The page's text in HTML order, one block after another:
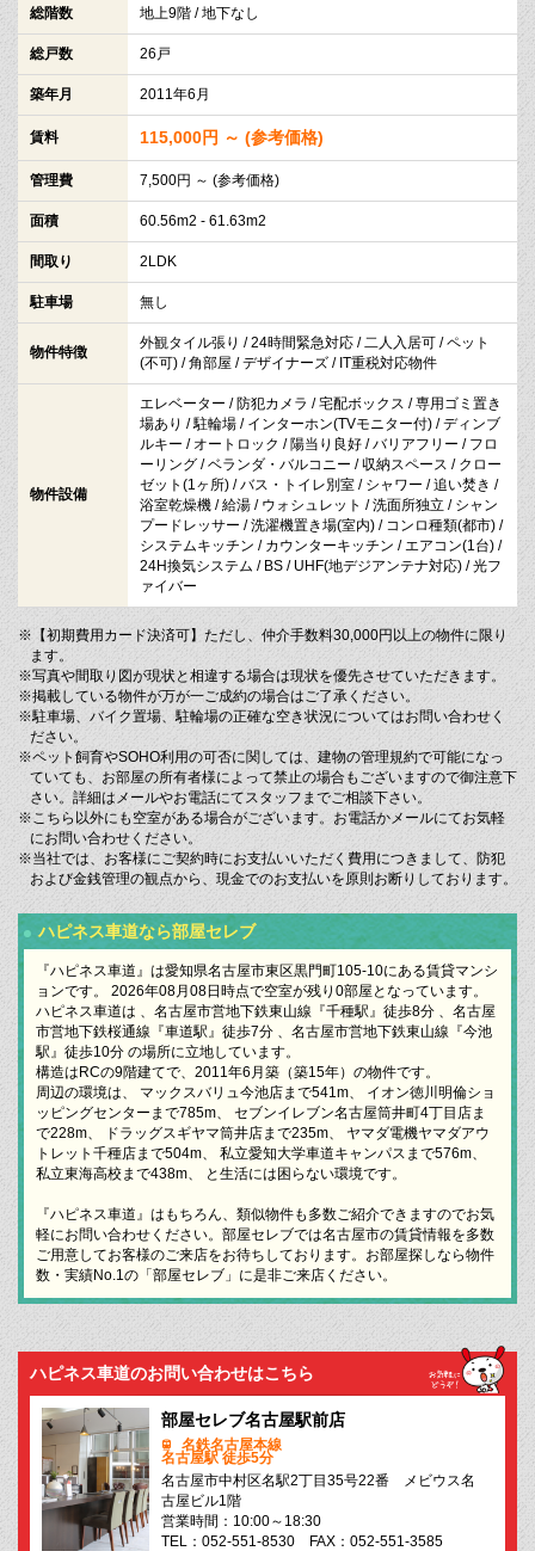
総階数 地上9階 / 地下なし
総戸数 26戸
築年月 2011年6月
賃料 115,000円 ～ (参考価格)
管理費 7,500円 ～ (参考価格)
面積 60.56m2 - 61.63m2
間取り 2LDK
駐車場 無し
物件特徴
外観タイル張り / 24時間緊急対応 / 二人入居可 / ペット
(不可) / 角部屋 / デザイナーズ / IT重税対応物件
物件設備
エレベーター / 防犯カメラ / 宅配ボックス / 専用ゴミ置き
場あり / 駐輪場 / インターホン(TVモニター付) / ディンブ
ルキー / オートロック / 陽当り良好 / バリアフリー / フロ
ーリング / ベランダ・バルコニー / 収納スペース / クロー
ゼット(1ヶ所) / バス・トイレ別室 / シャワー / 追い焚き /
浴室乾燥機 / 給湯 / ウォシュレット / 洗面所独立 / シャン
プードレッサー / 洗濯機置き場(室内) / コンロ種類(都市) /
システムキッチン / カウンターキッチン / エアコン(1台) /
24H換気システム / BS / UHF(地デジアンテナ対応) / 光フ
ァイバー
※【初期費用カード決済可】ただし、仲介手数料30,000円以上の物件に限り
ます。
※写真や間取り図が現状と相違する場合は現状を優先させていただきます。
※掲載している物件が万が一ご成約の場合はご了承ください。
※駐車場、バイク置場、駐輪場の正確な空き状況についてはお問い合わせく
ださい。
※ペット飼育やSOHO利用の可否に関しては、建物の管理規約で可能になっ
ていても、お部屋の所有者様によって禁止の場合もございますので御注意下
さい。詳細はメールやお電話にてスタッフまでご相談下さい。
※こちら以外にも空室がある場合がございます。お電話かメールにてお気軽
にお問い合わせください。
※当社では、お客様にご契約時にお支払いいただく費用につきまして、防犯
および金銭管理の観点から、現金でのお支払いを原則お断りしております。
ハピネス車道なら部屋セレブ
『ハピネス車道』は愛知県名古屋市東区黒門町105-10にある賃貸マンシ
ョンです。 2026年08月08日時点で空室が残り0部屋となっています。
ハピネス車道は 、名古屋市営地下鉄東山線『千種駅』徒歩8分 、名古屋
市営地下鉄桜通線『車道駅』徒歩7分 、名古屋市営地下鉄東山線『今池
駅』徒歩10分 の場所に立地しています。
構造はRCの9階建てで、2011年6月築（築15年）の物件です。
周辺の環境は、 マックスバリュ今池店まで541m、 イオン徳川明倫ショ
ッピングセンターまで785m、 セブンイレブン名古屋筒井町4丁目店ま
で228m、 ドラッグスギヤマ筒井店まで235m、 ヤマダ電機ヤマダアウ
トレット千種店まで504m、 私立愛知大学車道キャンパスまで576m、
私立東海高校まで438m、 と生活には困らない環境です。
『ハピネス車道』はもちろん、類似物件も多数ご紹介できますのでお気
軽にお問い合わせください。部屋セレブでは名古屋市の賃貸情報を多数
ご用意してお客様のご来店をお待ちしております。お部屋探しなら物件
数・実績No.1の「部屋セレブ」に是非ご来店ください。
ハピネス車道のお問い合わせはこちら
部屋セレブ名古屋駅前店
名鉄名古屋本線
名古屋駅 徒歩5分
名古屋市中村区名駅2丁目35号22番 メビウス名
古屋ビル1階
営業時間：10:00～18:30
TEL：052-551-8530 FAX：052-551-3585